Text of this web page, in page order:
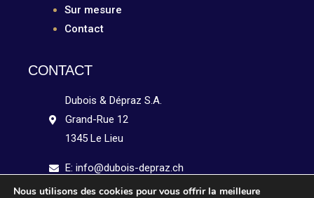
Sur mesure
Contact
CONTACT
Dubois & Dépraz S.A.
Grand-Rue 12
1345 Le Lieu
E: info@dubois-depraz.ch
Nous utilisons des cookies pour vous offrir la meilleure